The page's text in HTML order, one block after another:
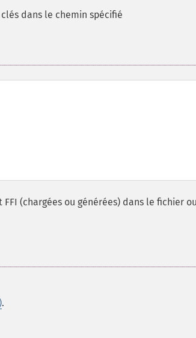
dans le chemin spécifié
(chargées ou générées) dans le fichier
.